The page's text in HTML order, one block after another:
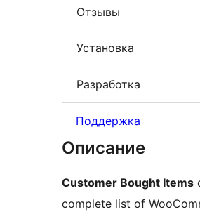
Отзывы
Установка
Разработка
Поддержка
Описание
Customer Bought Items
complete list of